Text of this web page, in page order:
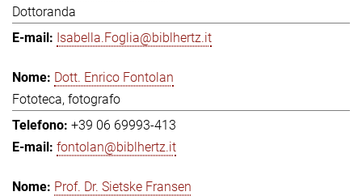
Dottoranda
Isabella.Foglia@biblhertz.it
Dott. Enrico Fontolan
Fototeca, fotografo
+39 06 69993-413
fontolan@biblhertz.it
Prof. Dr. Sietske Fransen